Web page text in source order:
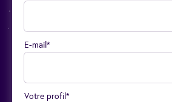
E-mail*
Votre profil*